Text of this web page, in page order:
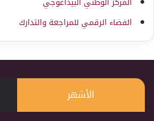
الفضاء الرقمي للمراجعة والتدارك
الأشهر